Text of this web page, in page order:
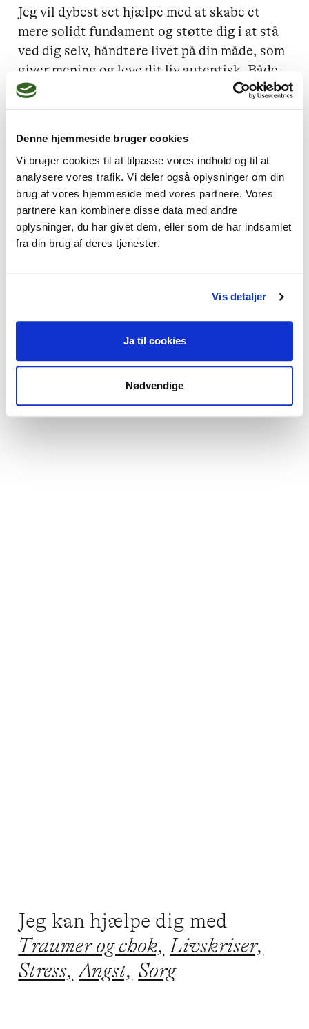
Denne hjemmeside bruger cookies
Vi bruger cookies til at tilpasse vores indhold og til at
analysere vores trafik. Vi deler også oplysninger om din
brug af vores hjemmeside med vores partnere. Vores
partnere kan kombinere disse data med andre
oplysninger, du har givet dem, eller som de har indsamlet
fra din brug af deres tjenester.
Vis detaljer
Ja til cookies
Nødvendige
Jeg vil dybest set hjælpe med at skabe et
mere solidt fundament og støtte dig i at stå
ved dig selv, håndtere livet på din måde, som
giver mening og leve dit liv autentisk. Både
når der er stormvejr i dit liv, og når der er
vind stille!
hvis du har spørgsmål.
Jeg kan hjælpe dig med
Traumer og chok, Livskriser,
Stress, Angst, Sorg